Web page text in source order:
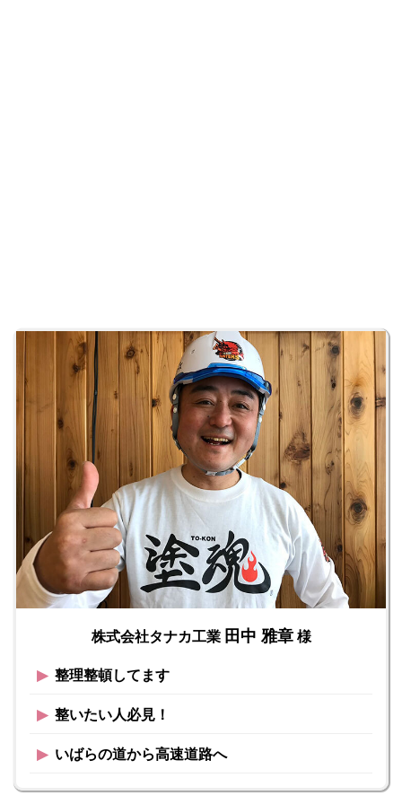
株式会社タナカ工業 田中 雅章様
▶︎ 整理整頓してます
▶︎ 整いたい人必見！
▶︎ いばらの道から高速道路へ